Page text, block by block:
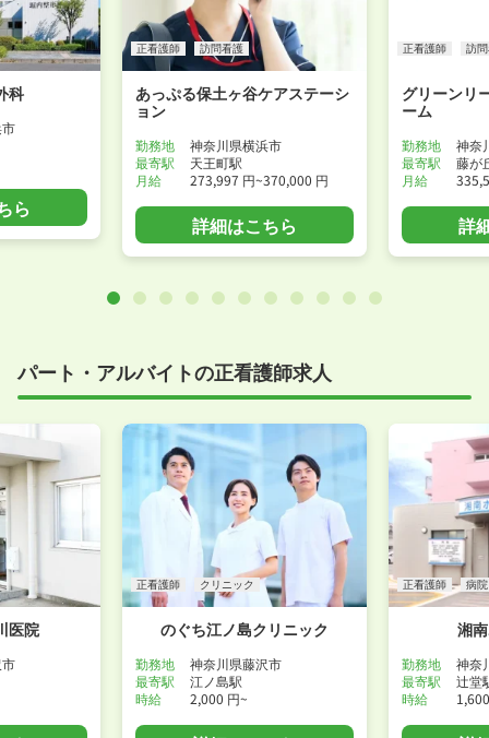
科
ら
正看護師 訪問看護
あっぷる保土ヶ谷ケアステーシ
ョン
勤務地
神奈川県横浜市
最寄駅
天王町駅
月給
273,997 円~370,000 円
詳細はこちら
正看護師 訪
グリーンリ
ーム
勤務地
神奈
最寄駅
藤が
月給
詳
パート・アルバイトの正看護師求人
医院
正看護師 クリニック
のぐち江ノ島クリニック
勤務地
神奈川県藤沢市
最寄駅
江ノ島駅
時給
2,000 円~
正看護師 病院
湘
勤務地
神奈
最寄駅
辻堂
時給